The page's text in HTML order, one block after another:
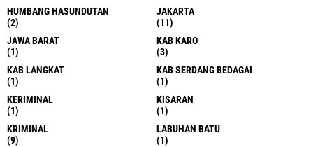
HUMBANG HASUNDUTAN
(2)
JAKARTA
(11)
JAWA BARAT
(1)
KAB KARO
(3)
KAB LANGKAT
(1)
KAB SERDANG BEDAGAI
(1)
KERIMINAL
(1)
KISARAN
(1)
KRIMINAL
(9)
LABUHAN BATU
(1)